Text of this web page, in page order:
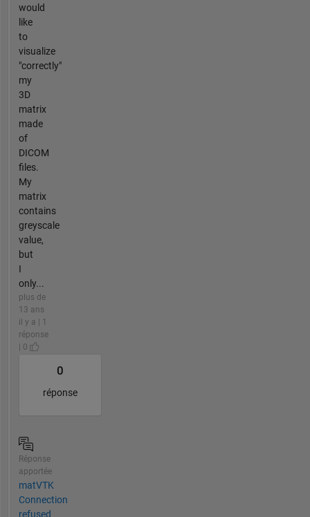
would
like
to
visualize
"correctly"
my
3D
matrix
made
of
DICOM
files.
My
matrix
contains
greyscale
value,
but
I
only...
plus de
13 ans
il y a | 1
réponse
| 0
0
réponse
Réponse
apportée
matVTK
Connection
refused